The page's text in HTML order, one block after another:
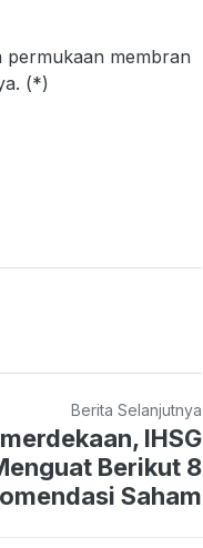
permukaan membran
(*)
Berita Selanjutnya
IHSG
Berikut 8
Saham